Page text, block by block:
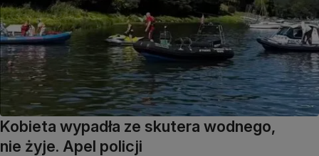
Kobieta wypadła ze skutera wodnego,
nie żyje. Apel policji